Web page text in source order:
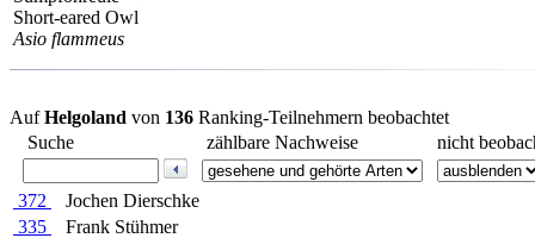
Short-eared Owl
Asio flammeus
AufHelgoland von 136 Ranking-Teilnehmern beobachtet
Suche
zählbare Nachweise nicht
372
Jochen Dierschke
335
Frank Stühmer